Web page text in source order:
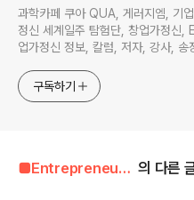
과학카페 쿠아 QUA, 게러지엠, 기
정신 세계일주 탐험단, 창업가정신
업가정신 정보, 칼럼, 저자, 강사,
구독하기
■Entrepreneur■■■/Entrepreneur's Way 의 다른